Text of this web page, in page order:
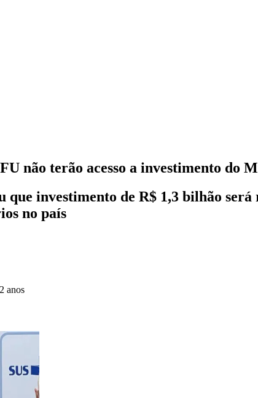
não terão acesso a investimento do
investimento de R$ 1,3 bilhão será
no país
anos